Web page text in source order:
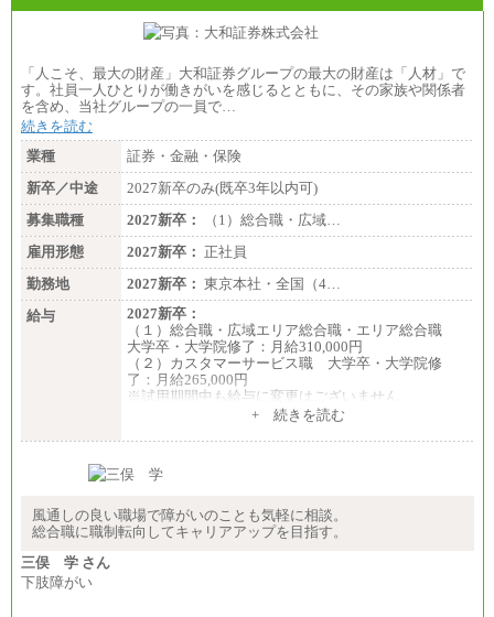
「人こそ、最大の財産」大和証券グループの最大の財産は「人材」で
す。社員一人ひとりが働きがいを感じるとともに、その家族や関係者
を含め、当社グループの一員で…
続きを読む
業種
証券・金融・保険
新卒／中途
2027新卒のみ(既卒3年以内可)
募集職種
2027新卒：
（1）総合職・広域…
雇用形態
2027新卒： 正社員
勤務地
2027新卒： 東京本社・全国（4…
給与
2027新卒：
（１）総合職・広域エリア総合職・エリア総合職
大学卒・大学院修了：月給310,000円
（２）カスタマーサービス職 大学卒・大学院修
了：月給265,000円
※試用期間中も給与に変更はございません
+ 続きを読む
風通しの良い職場で障がいのことも気軽に相談。
総合職に職制転向してキャリアアップを目指す。
三俣 学 さん
下肢障がい